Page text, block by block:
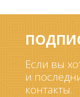
Если вы
и
контакты.